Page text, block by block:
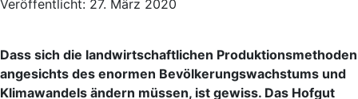
Veröffentlicht: 27. März 2020
Dass sich die landwirtschaftlichen Produktionsmethoden
angesichts des enormen Bevölkerungswachstums und
Klimawandels ändern müssen, ist gewiss. Das Hofgut